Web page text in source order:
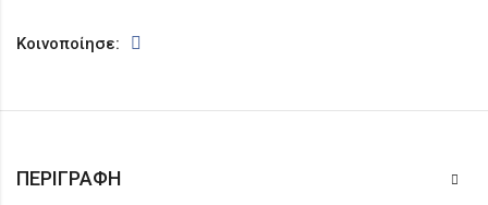
Κοινοποίησε:
ΠΕΡΙΓΡΑΦΉ